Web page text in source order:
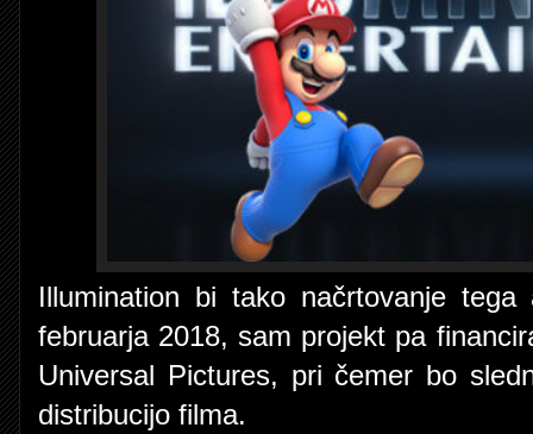
Illumination bi tako načrtovanje
februarja 2018, sam projekt pa
Universal Pictures, pri čemer bo
distribucijo filma.